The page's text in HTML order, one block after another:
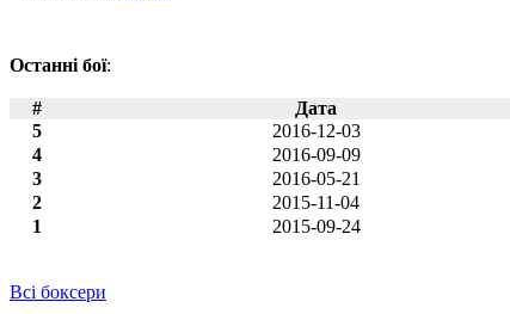
Останні бої:
# Дата
5
2016-12-03
4
2016-09-09
3
2016-05-21
2
2015-11-04
1
2015-09-24
Всі боксери